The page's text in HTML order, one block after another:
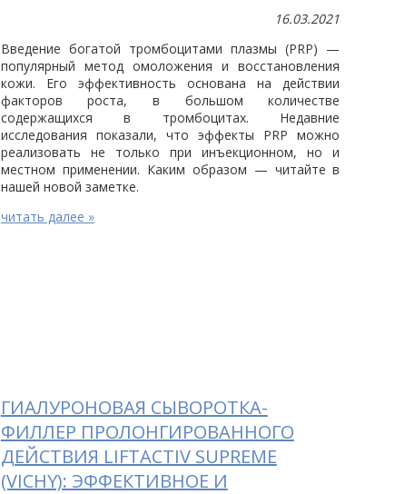
16.03.2021
Введение богатой тромбоцитами плазмы (PRP) —
популярный метод омоложения и восстановления
кожи. Его эффективность основана на действии
факторов роста, в большом количестве
содержащихся в тромбоцитах. Недавние
исследования показали, что эффекты PRP можно
реализовать не только при инъекционном, но и
местном применении. Каким образом — читайте в
нашей новой заметке.
читать далее »
ГИАЛУРОНОВАЯ СЫВОРОТКА-
ФИЛЛЕР ПРОЛОНГИРОВАННОГО
ДЕЙСТВИЯ LIFTACTIV SUPREME
(VICHY): ЭФФЕКТИВНОЕ И